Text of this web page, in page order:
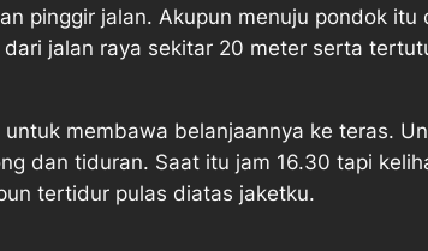
pinggir jalan. Akupun menuju pondok itu
jalan raya sekitar 20 meter serta
membawa belanjaannya ke teras.
dan tiduran. Saat itu jam 16.30 tapi
tertidur pulas diatas jaketku.